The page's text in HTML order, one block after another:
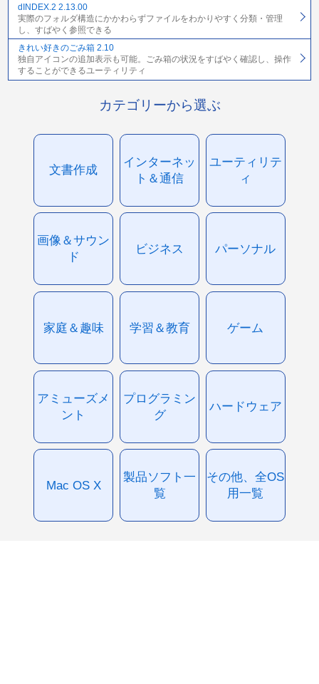
dINDEX.2 2.13.00
実際のフォルダ構造にかかわらずファイルをわかりやすく分類・管理
し、すばやく参照できる
きれい好きのごみ箱 2.10
独自アイコンの追加表示も可能。ごみ箱の状況をすばやく確認し、操作
することができるユーティリティ
カテゴリーから選ぶ
文書作成
インターネッ
ト＆通信
ユーティリテ
ィ
画像＆サウン
ド
ビジネス パーソナル
家庭＆趣味 学習＆教育 ゲーム
アミューズメ
ント
プログラミン
グ
ハードウェア
Mac OS X
製品ソフト一
覧
その他、全OS
用一覧